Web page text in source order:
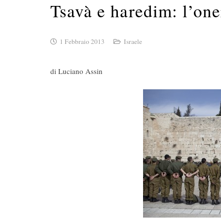
Tsavà e haredim:
1 Febbraio 2013 Israele
di Luciano Assin